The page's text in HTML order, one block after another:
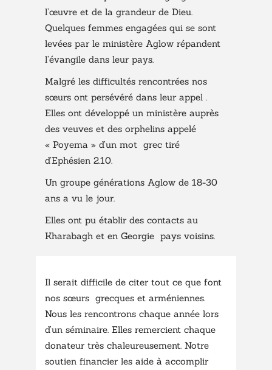
l’œuvre et de la grandeur de Dieu.
Quelques femmes engagées qui se sont
levées par le ministère Aglow répandent
l’évangile dans leur pays.
Malgré les difficultés rencontrées nos
sœurs ont persévéré dans leur appel .
Elles ont développé un ministère auprès
des veuves et des orphelins appelé
« Poyema » d’un mot grec tiré
d’Ephésien 2.10.
Un groupe générations Aglow de 18-30
ans a vu le jour.
Elles ont pu établir des contacts au
Kharabagh et en Georgie pays voisins.
Il serait difficile de citer tout ce que font
nos sœurs grecques et arméniennes.
Nous les rencontrons chaque année lors
d’un séminaire. Elles remercient chaque
donateur très chaleureusement. Notre
soutien financier les aide à accomplir